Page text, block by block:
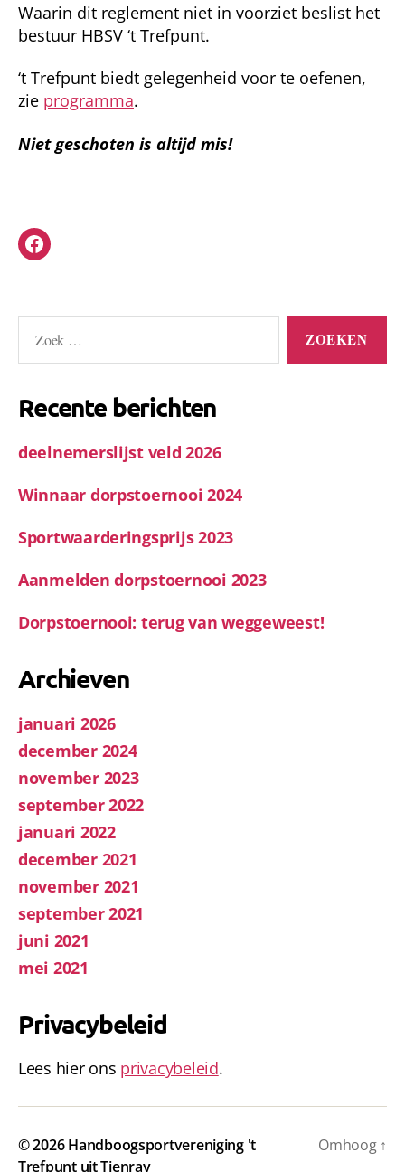
Waarin dit reglement niet in voorziet beslist het
bestuur HBSV ‘t Trefpunt.
‘t Trefpunt biedt gelegenheid voor te oefenen,
zie programma.
Niet geschoten is altijd mis!
Facebook
naar:
Recente berichten
deelnemerslijst veld 2026
Winnaar dorpstoernooi 2024
Sportwaarderingsprijs 2023
Aanmelden dorpstoernooi 2023
Dorpstoernooi: terug van weggeweest!
Archieven
januari 2026
december 2024
november 2023
september 2022
januari 2022
december 2021
november 2021
september 2021
juni 2021
mei 2021
Privacybeleid
Lees hier ons privacybeleid.
© 2026Handboogsportvereniging 't
Trefpunt uit Tienray
Omhoog ↑